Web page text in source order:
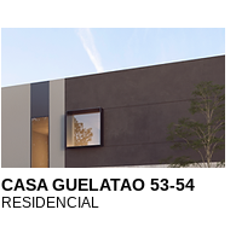
CASA GUELATAO 53-54
RESIDENCIAL